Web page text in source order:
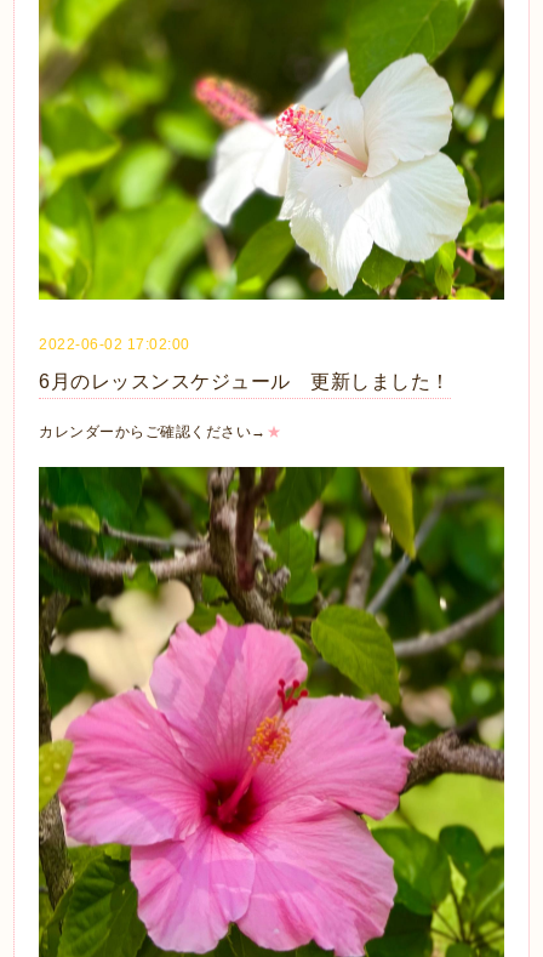
2022-06-02 17:02:00
6月のレッスンスケジュール 更新しました！
カレンダーからご確認ください→ ★